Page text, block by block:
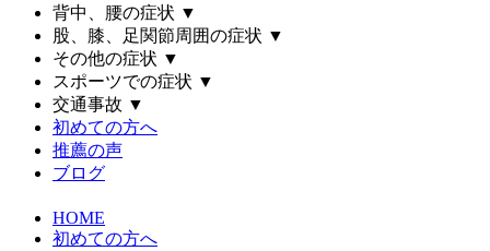
背中、腰の症状 ▼
股、膝、足関節周囲の症状 ▼
その他の症状 ▼
スポーツでの症状 ▼
交通事故 ▼
初めての方へ
推薦の声
ブログ
HOME
初めての方へ